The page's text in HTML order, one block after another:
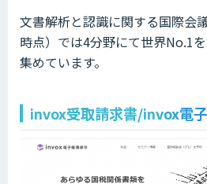
文書解析と認識に関する国際会
時点）では4分野にて世界No.1
集めています。
invox受取請求書/invox電